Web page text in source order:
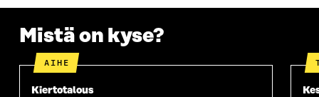
Mistä on kyse?
AIHE
Kiertotalous